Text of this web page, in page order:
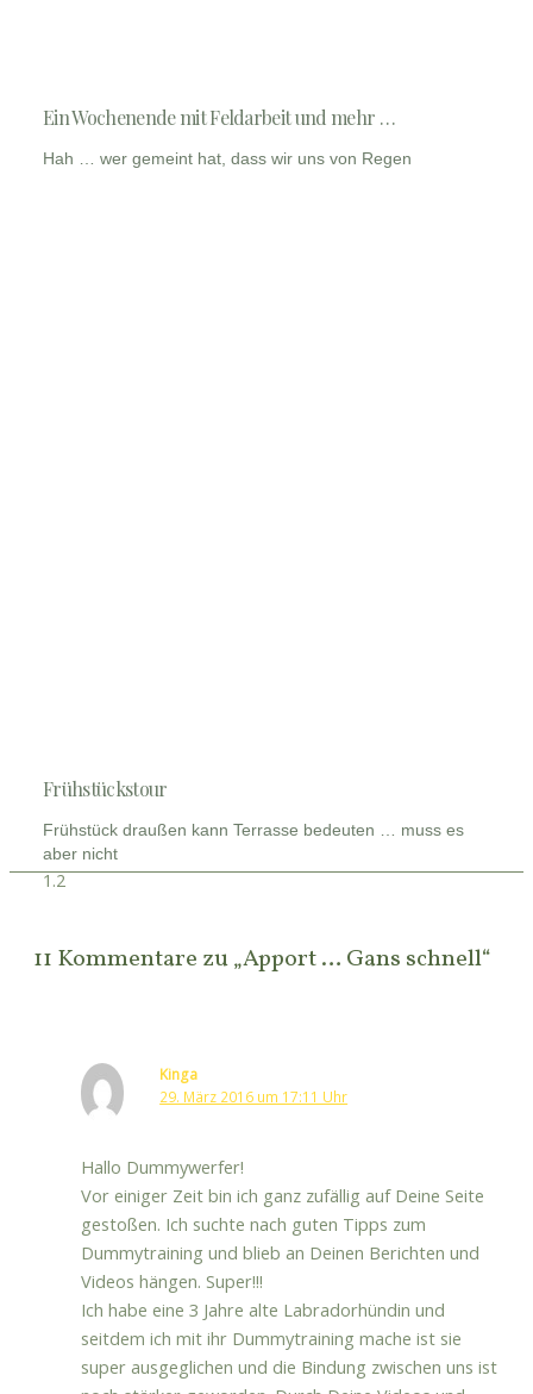
Ein Wochenende mit Feldarbeit und mehr …
Hah … wer gemeint hat, dass wir uns von Regen
Frühstückstour
Frühstück draußen kann Terrasse bedeuten … muss es
aber nicht
11 Kommentare zu „Apport … Gans schnell“
Kinga
29. März 2016 um 17:11 Uhr
Hallo Dummywerfer!
Vor einiger Zeit bin ich ganz zufällig auf Deine Seite
gestoßen. Ich suchte nach guten Tipps zum
Dummytraining und blieb an Deinen Berichten und
Videos hängen. Super!!!
Ich habe eine 3 Jahre alte Labradorhündin und
seitdem ich mit ihr Dummytraining mache ist sie
super ausgeglichen und die Bindung zwischen uns ist